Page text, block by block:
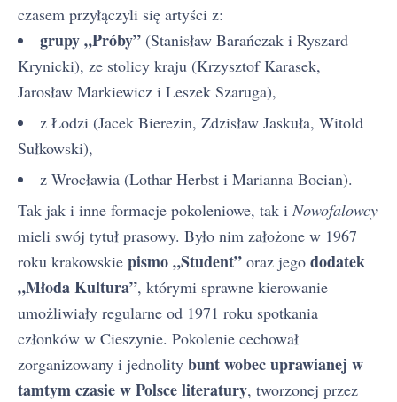
czasem przyłączyli się artyści z:
grupy „Próby” (Stanisław Barańczak i Ryszard
Krynicki), ze stolicy kraju (Krzysztof Karasek,
Jarosław Markiewicz i Leszek Szaruga),
z Łodzi (Jacek Bierezin, Zdzisław Jaskuła, Witold
Sułkowski),
z Wrocławia (Lothar Herbst i Marianna Bocian).
Tak jak i inne formacje pokoleniowe, tak i Nowofalowcy
mieli swój tytuł prasowy. Było nim założone w 1967
roku krakowskie pismo „Student” oraz jego dodatek
„Młoda Kultura”, którymi sprawne kierowanie
umożliwiały regularne od 1971 roku spotkania
członków w Cieszynie. Pokolenie cechował
zorganizowany i jednolity bunt wobec uprawianej w
tamtym czasie w Polsce literatury, tworzonej przez